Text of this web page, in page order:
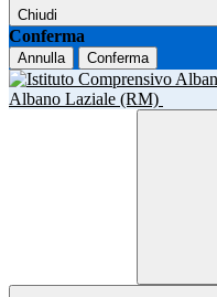
Chiudi
Conferma
Annulla Conferma
Albano Laziale (RM)